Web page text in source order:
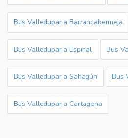
Bus Valledupar a Barrancabermeja
Bus Valledupar a Espinal Bus
Bus Valledupar a Sahagún Bus
Bus Valledupar a Cartagena